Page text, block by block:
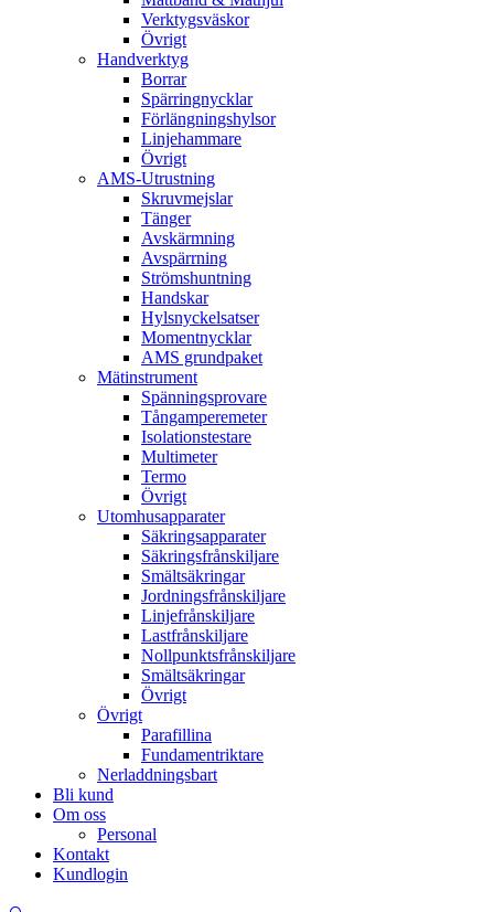
Verktygsväskor
Övrigt
Handverktyg
Borrar
Spärringnycklar
Förlängningshylsor
Linjehammare
Övrigt
AMS-Utrustning
Skruvmejslar
Tänger
Avskärmning
Avspärrning
Strömshuntning
Handskar
Hylsnyckelsatser
Momentnycklar
AMS grundpaket
Mätinstrument
Spänningsprovare
Tångamperemeter
Isolationstestare
Multimeter
Termo
Övrigt
Utomhusapparater
Säkringsapparater
Säkringsfrånskiljare
Smältsäkringar
Jordningsfrånskiljare
Linjefrånskiljare
Lastfrånskiljare
Nollpunktsfrånskiljare
Smältsäkringar
Övrigt
Övrigt
Parafillina
Fundamentriktare
Nerladdningsbart
Bli kund
Om oss
Personal
Kontakt
Kundlogin